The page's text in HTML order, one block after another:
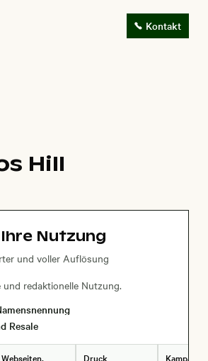
Kontakt
Hill
springen
Ihre Nutzung
und voller Auflösung
und redaktionelle Nutzung.
Resale
Webseiten,
Druck